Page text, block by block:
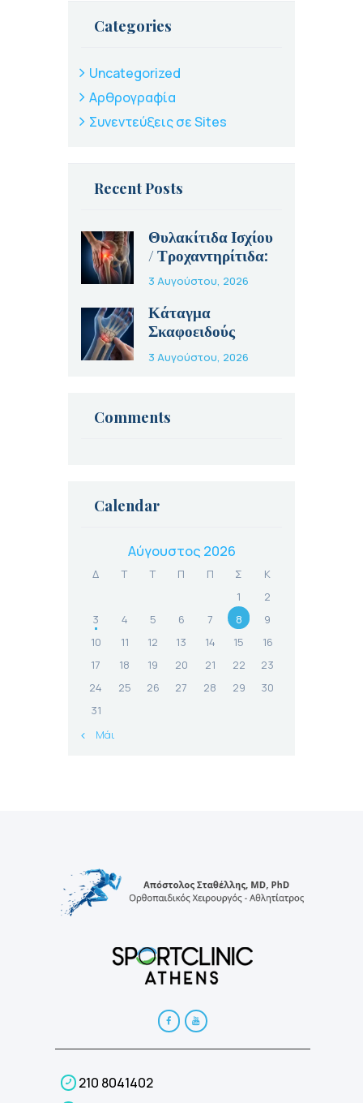
Categories
Uncategorized
Αρθρογραφία
Συνεντεύξεις σε Sites
Recent Posts
Θυλακίτιδα Ισχίου
/ Τροχαντηρίτιδα:
Αίτια, Συμπτώματα
και Θεραπεία
3 Αυγούστου, 2026
Κάταγμα
Σκαφοειδούς
Οστού: Γιατί Είναι
Τόσο Ύπουλο και
3 Αυγούστου, 2026
Comments
Calendar
Αύγουστος 2026
Δ Τ Τ Π Π Σ
Κ
1
2
3
4 5 6 7 8
9
10
11 12 13 14 15
16
17
18 19 20 21 22
23
24
25 26 27 28 29
30
31
« Μάι
210 8041402